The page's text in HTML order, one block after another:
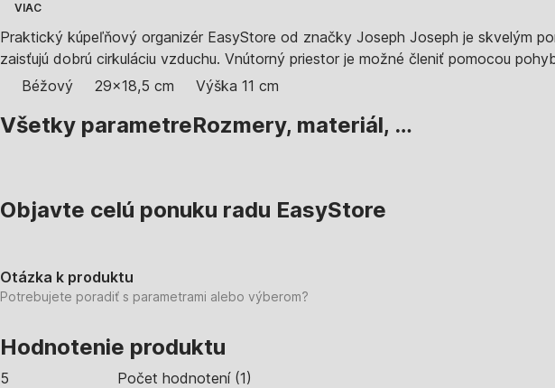
VIAC
Praktický kúpeľňový organizér EasyStore od značky Joseph Joseph je skvelým
zaisťujú dobrú cirkuláciu vzduchu. Vnútorný priestor je možné členiť pomocou
Béžový
29x18,5 cm Výška 11 cm
Všetky parametreRozmery, materiál, …
Objavte celú ponuku radu EasyStore
Otázka k produktu
Potrebujete poradiť s parametrami alebo výberom?
Hodnotenie produktu
5 Počet hodnotení(1)